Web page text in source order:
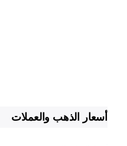
أسعار الذهب والعملات